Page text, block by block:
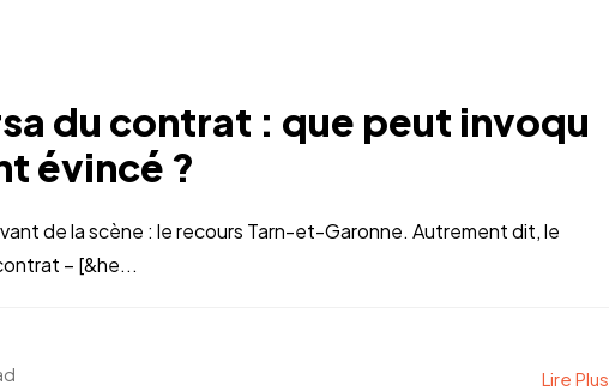
du contrat : que peut invoqu
évincé ?
de la scène : le recours Tarn-et-Garonne. Autrement dit, le
– [&he...
Lire Plus